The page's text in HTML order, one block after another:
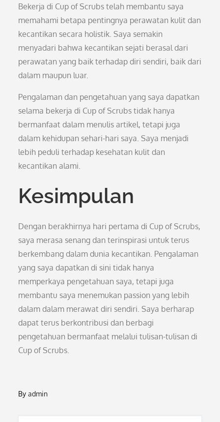
Bekerja di Cup of Scrubs telah membantu saya
memahami betapa pentingnya perawatan kulit dan
kecantikan secara holistik. Saya semakin
menyadari bahwa kecantikan sejati berasal dari
perawatan yang baik terhadap diri sendiri, baik dari
dalam maupun luar.
Pengalaman dan pengetahuan yang saya dapatkan
selama bekerja di Cup of Scrubs tidak hanya
bermanfaat dalam menulis artikel, tetapi juga
dalam kehidupan sehari-hari saya. Saya menjadi
lebih peduli terhadap kesehatan kulit dan
kecantikan alami.
Kesimpulan
Dengan berakhirnya hari pertama di Cup of Scrubs,
saya merasa senang dan terinspirasi untuk terus
berkembang dalam dunia kecantikan. Pengalaman
yang saya dapatkan di sini tidak hanya
memperkaya pengetahuan saya, tetapi juga
membantu saya menemukan passion yang lebih
dalam dalam merawat diri sendiri. Saya berharap
dapat terus berkontribusi dan berbagi
pengetahuan bermanfaat melalui tulisan-tulisan di
Cup of Scrubs.
Byadmin